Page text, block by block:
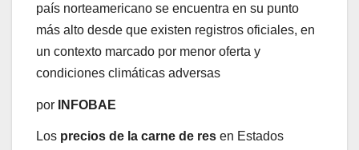
país norteamericano se encuentra en su punto
más alto desde que existen registros oficiales, en
un contexto marcado por menor oferta y
condiciones climáticas adversas
por INFOBAE
Los precios de la carne de res en Estados